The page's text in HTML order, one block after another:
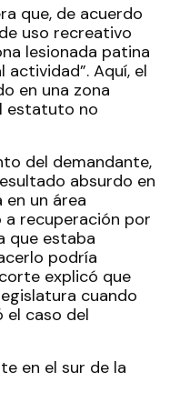
que, de acuerdo
uso recreativo
lesionada patina
actividad”. Aquí, el
en una zona
estatuto no
del demandante,
absurdo en
un área
recuperación por
que estaba
podría
explicó que
cuando
caso del
en el sur de la